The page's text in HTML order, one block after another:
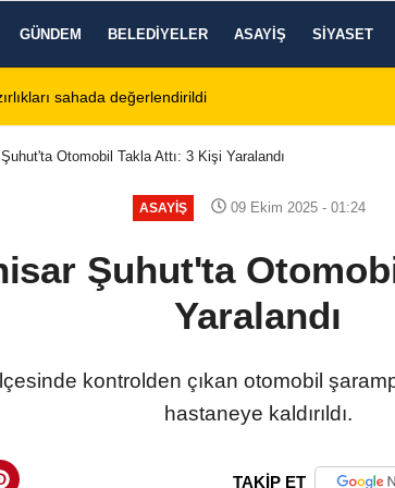
GÜNDEM BELEDIYELER ASAYIŞ SIYASET
Ağustos 2026 Cuma Defin Bilgileri Açıklandı
Otomobil Takla Attı: 3 Kişi Yaralandı
ASAYIŞ 09 Ekim 2025 - 01:24
Şuhut'ta
Yaralandı
kontrolden çıkan otomobil
hastaneye kaldırıldı.
TAKİP ET